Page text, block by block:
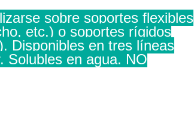
sobre soportes flexibles
etc.) o soportes rígidos
Disponibles en tres líneas
Solubles en agua. NO